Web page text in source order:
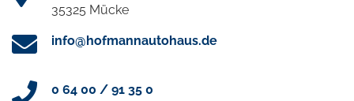
35325 Mücke
info@hofmannautohaus.de
0 64 00 / 91 35 0